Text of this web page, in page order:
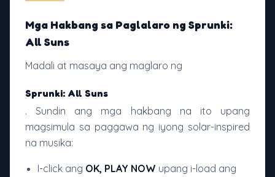
Mga Hakbang sa Paglalaro ng Sprunki:
All Suns
Madali at masaya ang maglaro ng
Sprunki: All Suns
. Sundin ang mga hakbang na ito upang
magsimula sa paggawa ng iyong solar-inspired
na musika:
I-click ang OK, PLAY NOW upang i-load ang